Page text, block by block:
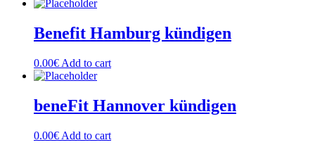
Benefit Hamburg kündigen
0.00€ Add to cart
beneFit Hannover kündigen
0.00€ Add to cart